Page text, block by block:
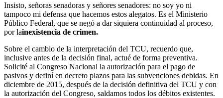
Insisto, señoras senadoras y señores senadores: no soy yo ni
tampoco mi defensa que hacemos estos alegatos. Es el Ministerio
Público Federal, que se negó a dar siquiera continuidad al proceso,
por lainexistencia de crimen.
Sobre el cambio de la interpretación del TCU, recuerdo que,
inclusive antes de la decisión final, actué de forma preventiva.
Solicité al Congreso Nacional la autorización para el pago de
pasivos y definí en decreto plazos para las subvenciones debidas. En
diciembre de 2015, después de la decisión definitiva del TCU y con
la autorización del Congreso, saldamos todos los débitos existentes.